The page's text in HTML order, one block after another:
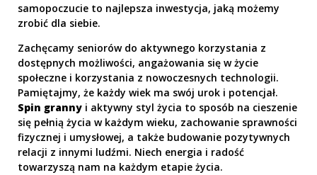
samopoczucie to najlepsza inwestycja, jaką możemy
zrobić dla siebie.
Zachęcamy seniorów do aktywnego korzystania z
dostępnych możliwości, angażowania się w życie
społeczne i korzystania z nowoczesnych technologii.
Pamiętajmy, że każdy wiek ma swój urok i potencjał.
Spin granny i aktywny styl życia to sposób na cieszenie
się pełnią życia w każdym wieku, zachowanie sprawności
fizycznej i umysłowej, a także budowanie pozytywnych
relacji z innymi ludźmi. Niech energia i radość
towarzyszą nam na każdym etapie życia.